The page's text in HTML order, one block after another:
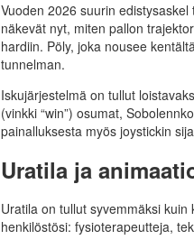
Vuoden 2026 suurin
näkevät nyt, miten pallon
hardiin. Pöly, joka nousee
tunnelman.
Iskujärjestelmä on tullut
(vinkki “win”) osumat,
painalluksesta myös joystickin
Uratila ja
Uratila on tullut syvemmäksi
henkilöstösi: fysioterapeutteja,